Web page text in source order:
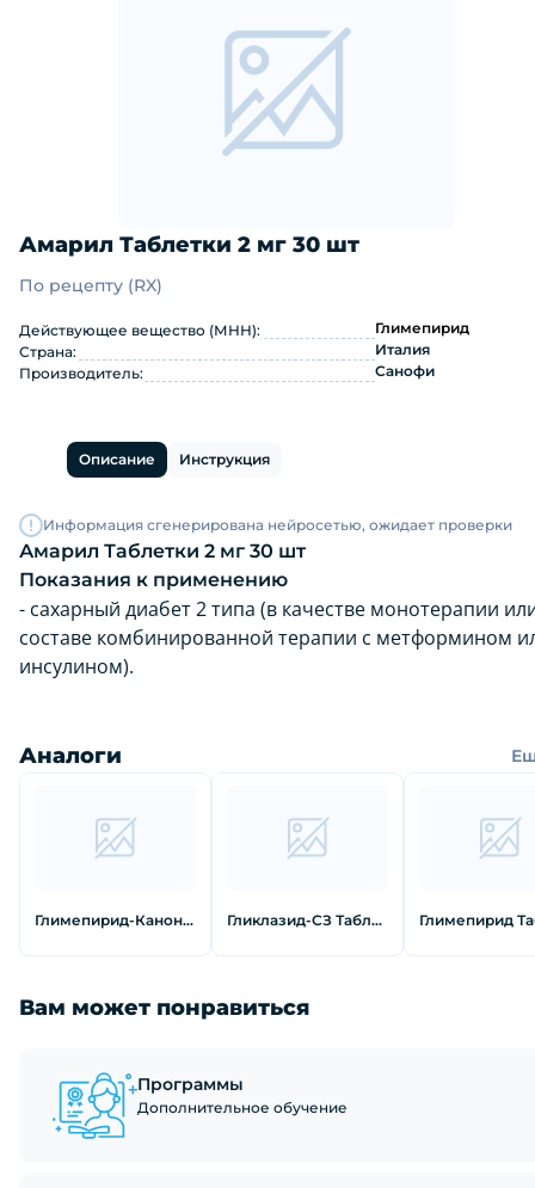
Амарил Таблетки 2 мг 30 шт
Амарил Таблетки 2 мг 30 шт:
По рецепту (RX)
Действующее вещество (МНН):
Глимепирид
Страна:
Италия
Производитель:
Санофи
Описание Инструкция
Информация сгенерирована нейросетью, ожидает проверки
Амарил Таблетки 2 мг 30 шт
Показания к применению
- сахарный диабет 2 типа (в качестве монотерапии
составе комбинированной терапии с метформином
инсулином).
Аналоги
Глимепирид-Канон Таблетки 3 мг 30 шт Гликлазид-СЗ Таблетки с пролонгированным высвобождением 60 мг 30 шт
Вам может понравиться
Программы
Дополнительное обучение